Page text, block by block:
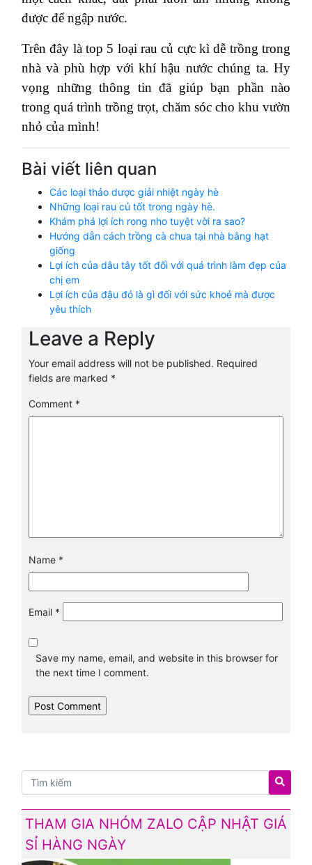
được để ngập nước.
Trên đây là top 5 loại rau củ cực kì dễ trồng trong
nhà và phù hợp với khí hậu nước chúng ta. Hy
vọng những thông tin đã giúp bạn phần nào
trong quá trình trồng trọt, chăm sóc cho khu vườn
nhỏ của mình!
Bài viết liên quan
Các loại thảo dược giải nhiệt ngày hè
Những loại rau củ tốt trong ngày hè.
Khám phá lợi ích rong nho tuyệt vời ra sao?
Hướng dẫn cách trồng cà chua tại nhà bằng hạt
giống
Lợi ích của dâu tây tốt đối với quá trình làm đẹp của
chị em
Lợi ích của đậu đỏ là gì đối với sức khoẻ mà được
yêu thích
Leave a Reply
Your email address will not be published. Required
fields are marked *
Comment *
Name *
Email *
Save my name, email, and website in this browser for
the next time I comment.
THAM GIA NHÓM ZALO CẬP NHẬT GIÁ
SỈ HÀNG NGÀY